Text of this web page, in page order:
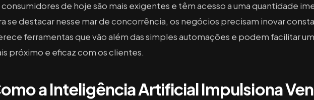
consumidores de hoje são mais exigentes e têm acesso a uma quantidade
se destacar nesse mar de concorrência, os negócios precisam inovar
ferramentas que vão além das simples automações e podem facilitar
próximo e eficaz com os clientes.
a Inteligência Artificial Impulsiona